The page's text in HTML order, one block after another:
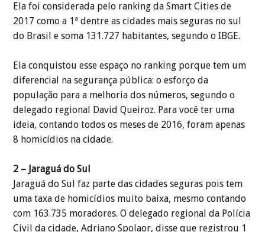
Ela foi considerada pelo ranking da Smart Cities de
2017 como a 1ª dentre as cidades mais seguras no sul
do Brasil e soma 131.727 habitantes, segundo o IBGE.
Ela conquistou esse espaço no ranking porque tem um
diferencial na segurança pública: o esforço da
população para a melhoria dos números, segundo o
delegado regional David Queiroz. Para você ter uma
ideia, contando todos os meses de 2016, foram apenas
8 homicídios na cidade.
2 – Jaraguá do Sul
Jaraguá do Sul faz parte das cidades seguras pois tem
uma taxa de homicídios muito baixa, mesmo contando
com 163.735 moradores. O delegado regional da Polícia
Civil da cidade, Adriano Spolaor, disse que registrou 1